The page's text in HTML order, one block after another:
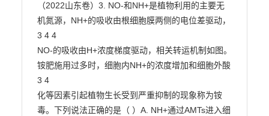
（2022山东卷）3. NO-和NH+是植物利用的主要无
机氮源，NH+的吸收由根细胞膜两侧的电位差驱动，
3 4 4
NO-的吸收由H+浓度梯度驱动，相关转运机制如图。
铵肥施用过多时，细胞内NH+的浓度增加和细胞外酸
3 4
化等因素引起植物生长受到严重抑制的现象称为铵
毒。下列说法正确的是（ ）A. NH+通过AMTs进入细